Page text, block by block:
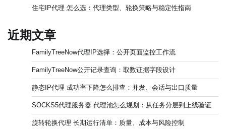
住宅IP代理 怎么选：代理类型、轮换策略与稳定性指南
近期文章
FamilyTreeNow代理IP选择：公开页面监控工作流
FamilyTreeNow公开记录查询：取数证据字段设计
静态IP代理 成功率下降怎么排查：并发、会话与出口质量
SOCKS5代理服务器 代理池怎么规划：从任务分层到上线验证
旋转轮换代理 长期运行清单：质量、成本与风险控制